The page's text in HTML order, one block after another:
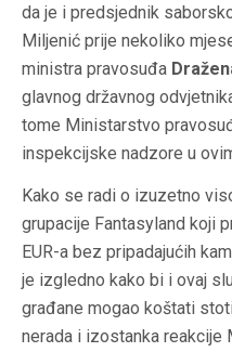
da je i predsjednik
Miljenić prije nekoliko
ministra pravosuđa
glavnog državnog
tome Ministarstvo
inspekcijske nadzore u
Kako se radi o izuzetno
grupacije Fantasyland koji
EUR-a bez pripadajućih
je izgledno kako bi i ovaj
građane mogao koštati
nerada i izostanka reakcije